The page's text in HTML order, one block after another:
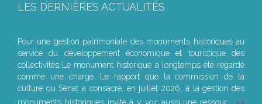
LES DERNIÈRES ACTUALITÉS
Pour une gestion patrimoniale des monuments historiques au
service du développement économique et touristique des
collectivités Le monument historique a longtemps été regardé
comme une charge. Le rapport que la commission de la
culture du Sénat a consacré, en juillet 2026, à la gestion des